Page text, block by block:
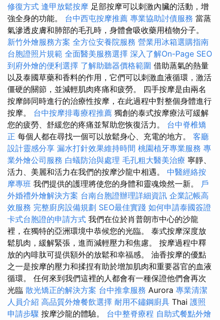
修復方式 逢甲放鬆按摩 足部按摩可以刺激內臟的活動，增
強全身的功能。 台中西屯按摩推薦 專業協助討債服務 當蒸
氣滲透皮膚和肺部的毛孔時，身體會吸收藥用植物分子。
新竹外燴服務方案 全方位安養院服務 營業用冰箱選購指南
台胞證照片規範 全面醫美服務選擇 深入了解On-Page SEO
到府外燴的便利選擇 了解助聽器價格範圍 借助蒸氣的熱量
以及泰國草藥和香料的作用，它們可以刺激血液循環，激活
僵硬的關節，並減輕肌肉疼痛和疲勞。 四手按摩是由兩名
按摩師同時進行的治療性按摩，在此過程中對整個身體進行
按摩。 台中按摩排毒療程推薦 獨創的泰式按摩療法可緩解
您的疲勞、舒緩您的疼痛並幫助您恢復活力。 台中脊椎矯
正 每個人都在尋找一個可以放鬆身心、充電的地方。 客廳
設計靈感分享 漏水打針效果維持時間 桃園植牙專業服務 專
業外燴公司服務 白蟻防治與處理 毛孔粗大醫美治療 寧靜、
活力、美麗和活力在我們的按摩沙龍中相遇。 中醫經絡按
摩專班 我們提供的護理將使您的身體和靈魂煥然一新。 戶
外婚禮外燴解決方案 台南台胞證辦理詳細資訊 企業記帳高
效服務 完整廚房設備規劃 SEO最佳實踐 如何申請泰國簽證
卡式台胞證的申請方式 我們在位於肖普朗市中心的沙龍
裡，在獨特的亞洲環境中恭候您的光臨。 泰式按摩深度放
鬆肌肉，緩解緊張，進而減輕壓力和焦慮。 按摩過程中釋
放的內啡肽可提供額外的放鬆和幸福感。 油香按摩的優點
之一是按摩的壓力和揉捏有助於增加肌肉和重要器官的血液
循環。 任何來到我們這裡的人都會有一種保證他們會再次
光臨 散光矯正的解決方案 台中推拿服務 Aurora 專業清潔
人員介紹 高品質外燴餐飲選擇 耐用不鏽鋼廚具 Thai 護照
申請步驟 按摩沙龍的體驗。 台中整脊療程 自助式餐點外燴